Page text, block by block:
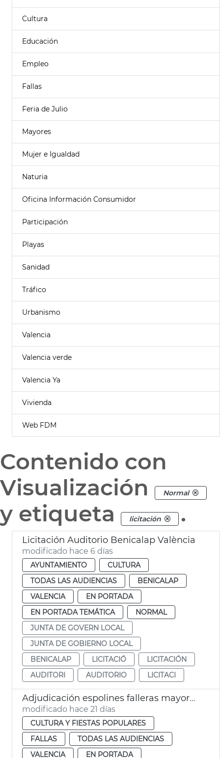
Cultura
Educación
Empleo
Fallas
Feria de Julio
Mayores
Mujer e Igualdad
Naturia
Oficina Información Consumidor
Participación
Playas
Sanidad
Tráfico
Urbanismo
Valencia
Valencia verde
Valencia Ya
Vivienda
Web FDM
Contenido con
Visualización
Normal
y etiqueta licitación .
Licitación Auditorio Benicalap València
modificado hace 6 días
AYUNTAMIENTO
CULTURA
TODAS LAS AUDIENCIAS
BENICALAP
VALENCIA
EN PORTADA
EN PORTADA TEMÁTICA
NORMAL
JUNTA DE GOVERN LOCAL
JUNTA DE GOBIERNO LOCAL
BENICALAP
LICITACIÓ
LICITACIÓN
AUDITORI
AUDITORIO LICITACI
Adjudicación espolines falleras mayores València 2027 y 2028
modificado hace 21 días
CULTURA Y FIESTAS POPULARES
FALLAS
TODAS LAS AUDIENCIAS
VALENCIA
EN PORTADA